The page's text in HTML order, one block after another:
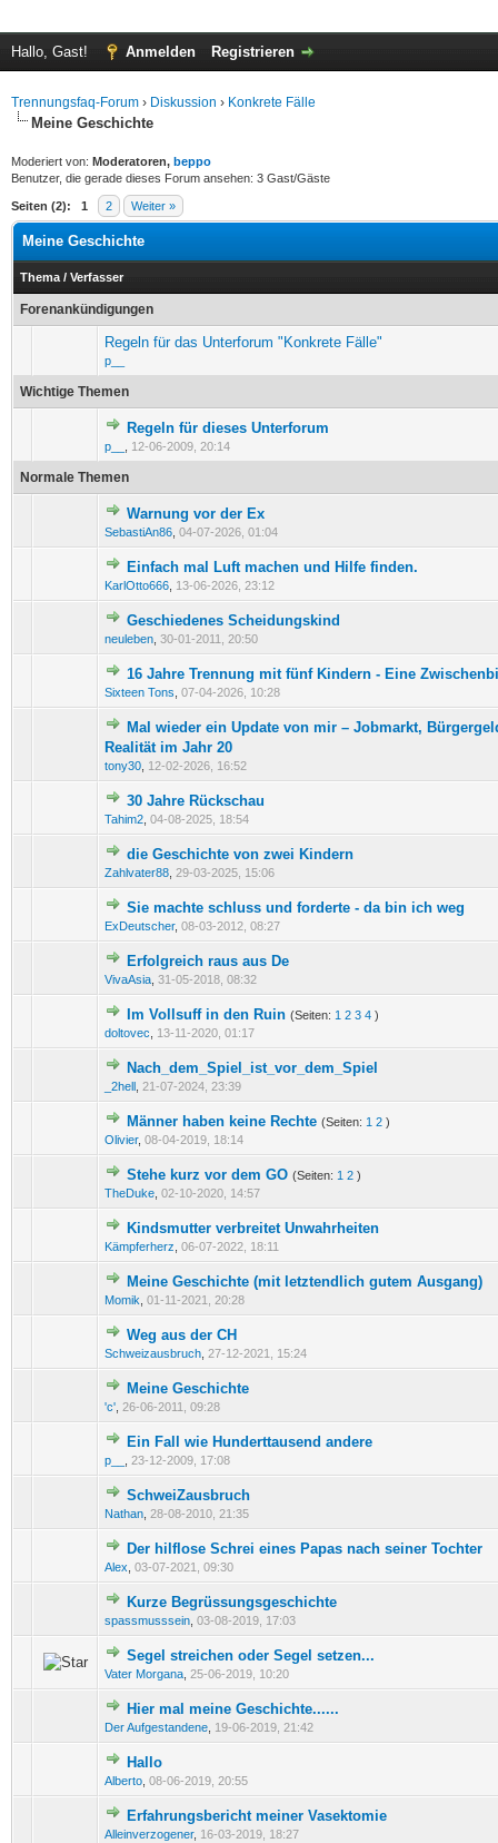
Hallo, Gast! Anmelden Registrieren
Trennungsfaq-Forum › Diskussion › Konkrete Fälle
Meine Geschichte
Moderiert von: Moderatoren, beppo
Benutzer, die gerade dieses Forum ansehen: 3 Gast/Gäste
Seiten (2): 1 2 Weiter »
Meine Geschichte
Thema / Verfasser
Forenankündigungen
Regeln für das Unterforum "Konkrete Fälle"
p__
Wichtige Themen
Regeln für dieses Unterforum
p__ 12-06-2009, 20:14
0 Bewertung(en) - 0 von 5 durchschnittlich
12 345
Normale Themen
Warnung vor der Ex
SebastiAn86 04-07-2026, 01:04
0 Bewertung(en) - 0 von 5 durchschnittlich
1 234 5
Einfach mal Luft machen und Hilfe finden.
KarlOtto666 13-06-2026, 23:12
0 Bewertung(en) - 0 von 5 durchschnittlich
123 45
Geschiedenes Scheidungskind
neuleben 30-01-2011, 20:50
1 Bewertung(en) - 5 von 5 durchschnittlich
12345
16 Jahre Trennung mit fünf Kindern - Eine
Sixteen Tons 07-04-2026, 10:28
0 Bewertung(en) - 0 von 5 durchschnittlich
1 2345
Mal wieder ein Update von mir – Jobmarkt,
Realität im Jahr 20
tony30 12-02-2026, 16:52
0 Bewertung(en) - 0 von 5 durchschnittlich
12345
30 Jahre Rückschau
Tahim2 04-08-2025, 18:54
0 Bewertung(en) - 0 von 5 durchschnittlich
12345
die Geschichte von zwei Kindern
Zahlvater88 29-03-2025, 15:06
0 Bewertung(en) - 0 von 5 durchschnittlich
12345
Sie machte schluss und forderte - da bin ich weg
ExDeutscher, 08-03-2012, 08:27
0 Bewertung(en) - 0 von 5 durchschnittlich
12345
Erfolgreich raus aus De
VivaAsia 31-05-2018, 08:32
0 Bewertung(en) - 0 von 5 durchschnittlich
123 45
Im Vollsuff in den Ruin (Seiten: 1 2 3 4 )
doltovec
13-11-2020, 01:17
0 Bewertung(en) - 0 von 5 durchschnittlich
12 345
Nach_dem_Spiel_ist_vor_dem_Spiel
_2hell 21-07-2024, 23:39
0 Bewertung(en) - 0 von 5 durchschnittlich
12345
Männer haben keine Rechte (Seiten: 1 2 )
Olivier, 08-04-2019, 18:14
0 Bewertung(en) - 0 von 5 durchschnittlich
12345
Stehe kurz vor dem GO (Seiten: 1 2 )
TheDuke 02-10-2020, 14:57
0 Bewertung(en) - 0 von 5 durchschnittlich
12 345
Kindsmutter verbreitet Unwahrheiten
Kämpferherz 06-07-2022, 18:11
0 Bewertung(en) - 0 von 5 durchschnittlich
123 45
Meine Geschichte (mit letztendlich gutem Ausgang)
Momik 01-11-2021, 20:28
1 Bewertung(en) - 5 von 5 durchschnittlich
12345
Weg aus der CH
Schweizausbruch 27-12-2021, 15:24
1 Bewertung(en) - 5 von 5 durchschnittlich
12345
Meine Geschichte
'c' 26-06-2011, 09:28
0 Bewertung(en) - 0 von 5 durchschnittlich
12345
Ein Fall wie Hunderttausend andere
p__ 23-12-2009, 17:08
3 Bewertung(en) - 3.67 von 5 durchschnittlich
123 4 5
SchweiZausbruch
Nathan 28-08-2010, 21:35
1 Bewertung(en) - 5 von 5 durchschnittlich
12345
Der hilflose Schrei eines Papas nach seiner Tochter
Alex 03-07-2021, 09:30
0 Bewertung(en) - 0 von 5 durchschnittlich
123 45
Kurze Begrüssungsgeschichte
spassmusssein 03-08-2019, 17:03
0 Bewertung(en) - 0 von 5 durchschnittlich
12345
Segel streichen oder Segel setzen...
Vater Morgana 25-06-2019, 10:20
1 Bewertung(en) - 4 von 5 durchschnittlich
12345
Hier mal meine Geschichte......
Der Aufgestandene 19-06-2019, 21:42
1 Bewertung(en) - 2 von 5 durchschnittlich
12345
Hallo
Alberto 08-06-2019, 20:55
0 Bewertung(en) - 0 von 5 durchschnittlich
Erfahrungsbericht meiner Vasektomie
Alleinverzogener, 16-03-2019, 18:27
0 Bewertung(en) - 0 von 5 durchschnittlich
12345